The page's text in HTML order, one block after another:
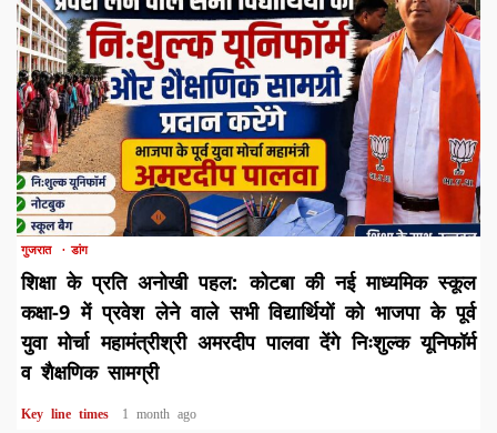
1 min read
गुजरात डांग
शिक्षा के प्रति अनोखी पहल: कोटबा की नई माध्यमिक स्कूल
कक्षा-9 में प्रवेश लेने वाले सभी विद्यार्थियों को भाजपा के पूर्व
युवा मोर्चा महामंत्रीश्री अमरदीप पालवा देंगे निःशुल्क यूनिफॉर्म
व शैक्षणिक सामग्री
Key line times 1 month ago